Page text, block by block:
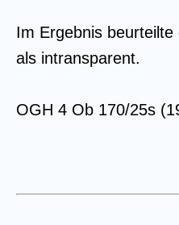
Im Ergebnis beurteilte
als intransparent.
OGH 4 Ob 170/25s